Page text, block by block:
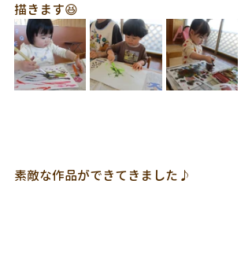
描きます😆
素敵な作品ができてきました♪